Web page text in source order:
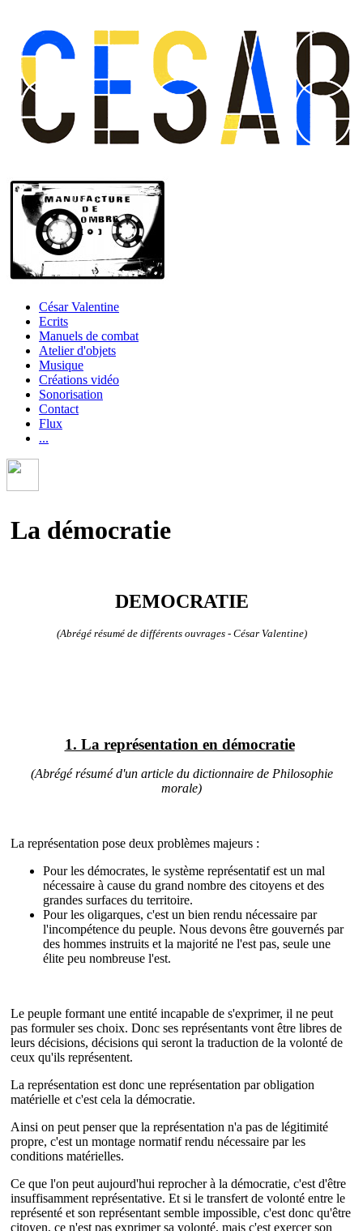
César Valentine
Ecrits
Manuels de combat
Atelier d'objets
Musique
Créations vidéo
Sonorisation
Contact
Flux
...
La démocratie
DEMOCRATIE
(Abrégé résumé de différents ouvrages - César Valentine)
1. La représentation en démocratie
(Abrégé résumé d'un article du dictionnaire de Philosophie
morale)
La représentation pose deux problèmes majeurs :
Pour les démocrates, le système représentatif est un mal
nécessaire à cause du grand nombre des citoyens et des
grandes surfaces du territoire.
Pour les oligarques, c'est un bien rendu nécessaire par
l'incompétence du peuple. Nous devons être gouvernés par
des hommes instruits et la majorité ne l'est pas, seule une
élite peu nombreuse l'est.
Le peuple formant une entité incapable de s'exprimer, il ne peut
pas formuler ses choix. Donc ses représentants vont être libres de
leurs décisions, décisions qui seront la traduction de la volonté de
ceux qu'ils représentent.
La représentation est donc une représentation par obligation
matérielle et c'est cela la démocratie.
Ainsi on peut penser que la représentation n'a pas de légitimité
propre, c'est un montage normatif rendu nécessaire par les
conditions matérielles.
Ce que l'on peut aujourd'hui reprocher à la démocratie, c'est d'être
insuffisamment représentative. Et si le transfert de volonté entre le
représenté et son représentant semble impossible, c'est donc qu'être
citoyen, ce n'est pas exprimer sa volonté, mais c'est exercer son